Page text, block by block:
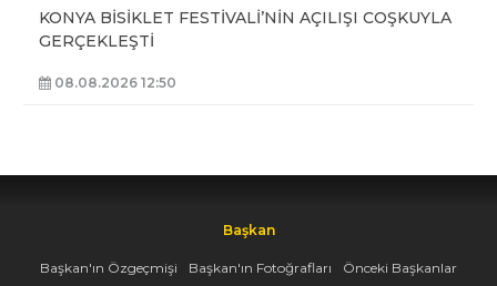
KONYA BİSİKLET FESTİVALİ’NİN AÇILIŞI COŞKUYLA
GERÇEKLEŞTİ
08.08.2026 12:50
Başkan
Başkan'ın Özgeçmişi Başkan'ın Fotoğrafları
Önceki Başkanlar